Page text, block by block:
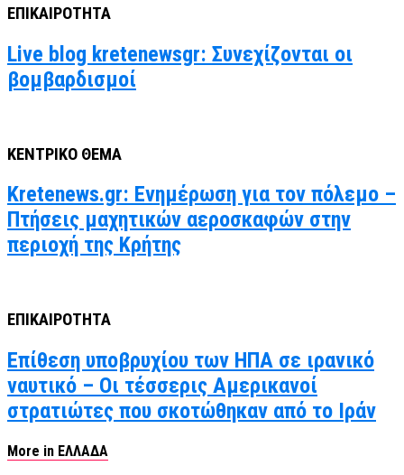
ΕΠΙΚΑΙΡΟΤΗΤΑ
Live blog kretenewsgr: Συνεχίζονται οι
βομβαρδισμοί
ΚΕΝΤΡΙΚΟ ΘΕΜΑ
Kretenews.gr: Ενημέρωση για τον πόλεμο –
Πτήσεις μαχητικών αεροσκαφών στην
περιοχή της Κρήτης
ΕΠΙΚΑΙΡΟΤΗΤΑ
Επίθεση υποβρυχίου των ΗΠΑ σε ιρανικό
ναυτικό – Οι τέσσερις Αμερικανοί
στρατιώτες που σκοτώθηκαν από το Ιράν
More in ΕΛΛΑΔΑ